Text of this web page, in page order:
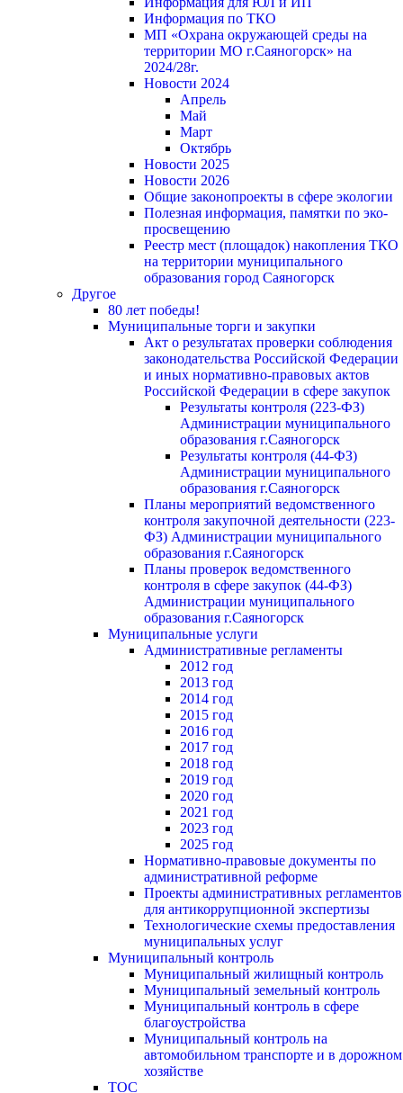
Информация по ТКО
МП «Охрана окружающей среды на
территории МО г.Саяногорск» на
2024/28г.
Новости 2024
Апрель
Май
Март
Октябрь
Новости 2025
Новости 2026
Общие законопроекты в сфере экологии
Полезная информация, памятки по эко-
просвещению
Реестр мест (площадок) накопления ТКО
на территории муниципального
образования город Саяногорск
Другое
80 лет победы!
Муниципальные торги и закупки
Акт о результатах проверки соблюдения
законодательства Российской Федерации
и иных нормативно-правовых актов
Российской Федерации в сфере закупок
Результаты контроля (223-ФЗ)
Администрации муниципального
образования г.Саяногорск
Результаты контроля (44-ФЗ)
Администрации муниципального
образования г.Саяногорск
Планы мероприятий ведомственного
контроля закупочной деятельности (223-
ФЗ) Администрации муниципального
образования г.Саяногорск
Планы проверок ведомственного
контроля в сфере закупок (44-ФЗ)
Администрации муниципального
образования г.Саяногорск
Муниципальные услуги
Административные регламенты
2012 год
2013 год
2014 год
2015 год
2016 год
2017 год
2018 год
2019 год
2020 год
2021 год
2023 год
2025 год
Нормативно-правовые документы по
административной реформе
Проекты административных регламентов
для антикоррупционной экспертизы
Технологические схемы предоставления
муниципальных услуг
Муниципальный контроль
Муниципальный жилищный контроль
Муниципальный земельный контроль
Муниципальный контроль в сфере
благоустройства
Муниципальный контроль на
автомобильном транспорте и в дорожном
хозяйстве
ТОС